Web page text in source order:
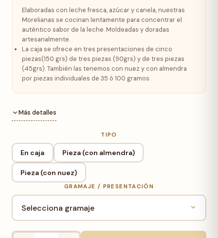
Elaboradas con leche fresca, azúcar y canela, nuestras
Morelianas se cocinan lentamente para concentrar el
auténtico sabor de la leche. Moldeadas y doradas
artesanalmente.
La caja se ofrece en tres presentaciones de cinco
piezas(150 grs) de tres piezas (90grs) y de tres piezas
(45grs).También las tenemos con nuez y con almendra
por piezas individuales de 35 ó 100 gramos.
Más detalles
TIPO
En caja Pieza (con almendra)
Pieza (con nuez)
GRAMAJE / PRESENTACIÓN